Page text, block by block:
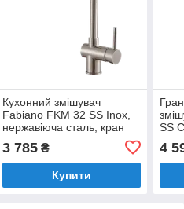
Кухонний змішувач
Fabiano FKM 32 SS Inox,
нержавіюча сталь, кран
(8232.401.0498)
3 785₴
Купити
SS
4